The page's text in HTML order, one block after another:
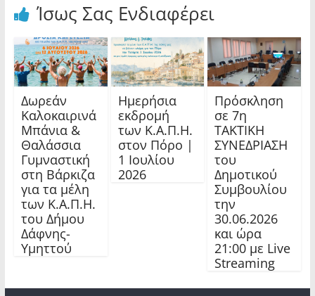
Ίσως Σας Ενδιαφέρει
Δωρεάν
Καλοκαιρινά
Μπάνια &
Θαλάσσια
Γυμναστική
στη Βάρκιζα
για τα μέλη
των Κ.Α.Π.Η.
του Δήμου
Δάφνης-
Υμηττού
Ημερήσια
εκδρομή
των Κ.Α.Π.Η.
στον Πόρο |
1 Ιουλίου
2026
Πρόσκληση
σε 7η
ΤΑΚΤΙΚΗ
ΣΥΝΕΔΡΙΑΣΗ
του
Δημοτικού
Συμβουλίου
την
30.06.2026
και ώρα
21:00 με Live
Streaming